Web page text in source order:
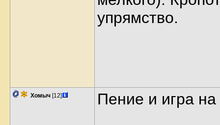
упрямство.
Хомыч [12] Пение и игра на